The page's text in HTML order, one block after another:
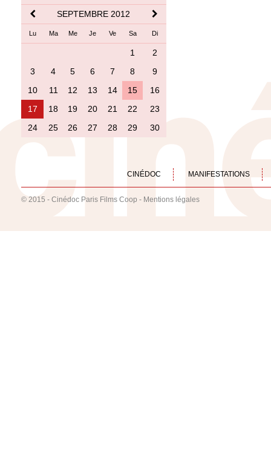
SEPTEMBRE 2012
Lu Ma Me Je Ve Sa Di
1
2
3
4 5 6 7 8
9
10
11 12 13 14 15
16
17
18 19 20 21 22
23
24
25 26 27 28 29 30
CINÉDOC MANIFESTATIONS
© 2015 - Cinédoc Paris Films Coop - Mentions légales